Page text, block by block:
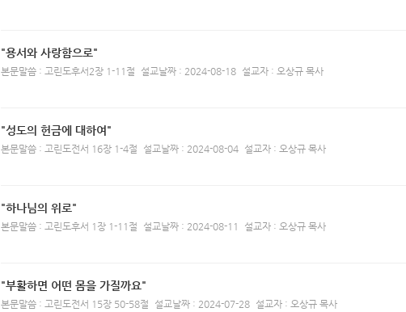
"용서와 사랑함으로"
본문말씀 : 고린도후서2장 1-11절 설교날짜 : 2024-08-18 설교자 : 오상규 목사
"성도의 헌금에 대하여"
본문말씀 : 고린도전서 16장 1-4절 설교날짜 : 2024-08-04 설교자 : 오상규 목사
"하나님의 위로"
본문말씀 : 고린도후서 1장 1-11절 설교날짜 : 2024-08-11 설교자 : 오상규 목사
"부활하면 어떤 몸을 가질까요"
본문말씀 : 고린도전서 15장 50-58절 설교날짜 : 2024-07-28 설교자 : 오상규 목사